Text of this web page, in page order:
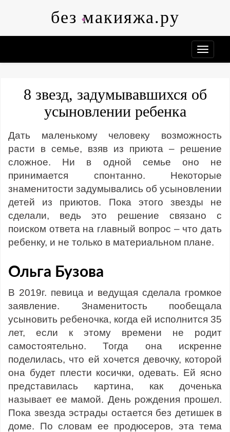
без макияжа.ру
8 звезд, задумывавшихся об
усыновлении ребенка
Дать маленькому человеку возможность
расти в семье, взяв из приюта – решение
сложное. Ни в одной семье оно не
принимается спонтанно. Некоторые
знаменитости задумывались об усыновлении
детей из приютов. Пока этого звезды не
сделали, ведь это решение связано с
поиском ответа на главный вопрос – что дать
ребенку, и не только в материальном плане.
Ольга Бузова
В 2019г. певица и ведущая сделала громкое
заявление. Знаменитость пообещала
усыновить ребеночка, когда ей исполнится 35
лет, если к этому времени не родит
самостоятельно. Тогда она искренне
поделилась, что ей хочется девочку, которой
она будет плести косички, одевать. Ей ясно
представилась картина, как доченька
называет ее мамой. День рождения прошел.
Пока звезда эстрады остается без детишек в
доме. По словам ее продюсеров, эта тема